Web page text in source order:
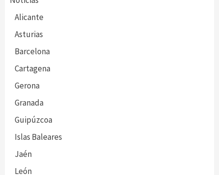
Alicante
Asturias
Barcelona
Cartagena
Gerona
Granada
Guipúzcoa
Islas Baleares
Jaén
León